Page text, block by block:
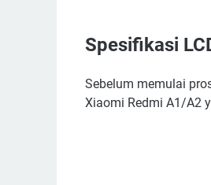
Spesifikasi
Sebelum memulai
Xiaomi Redmi A1/A2